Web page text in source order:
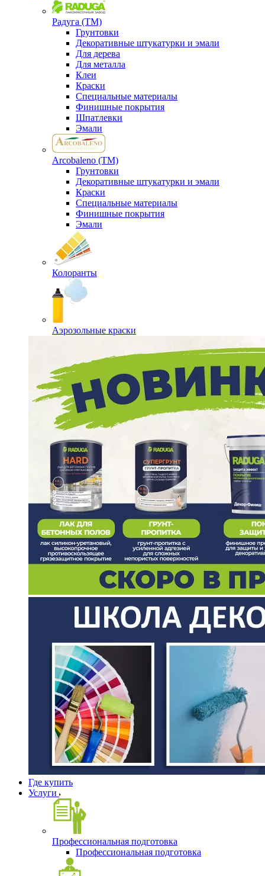
Радуга (ТМ)
Грунтовки
Декоративные штукатурки и эмали
Для дерева
Для металла
Клеи
Краски
Специальные материалы
Финишные покрытия
Шпатлевки
Эмали
Arcobaleno (ТМ)
Грунтовки
Декоративные штукатурки и эмали
Краски
Специальные материалы
Финишные покрытия
Эмали
Колоранты
Аэрозольные краски
Где купить
Услуги
Профессиональная подготовка
Профессиональная подготовка